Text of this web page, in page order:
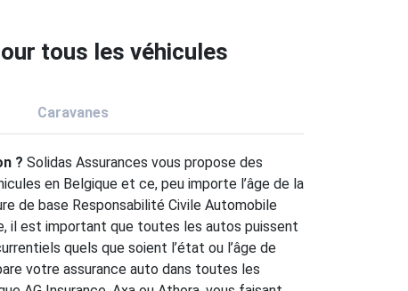
tous les véhicules
Caravanes
? Solidas Assurances vous propose des
en Belgique et ce, peu importe l’âge de la
de base Responsabilité Civile Automobile
il est important que toutes les autos puissent
quels que soient l’état ou l’âge de
votre assurance auto dans toutes les